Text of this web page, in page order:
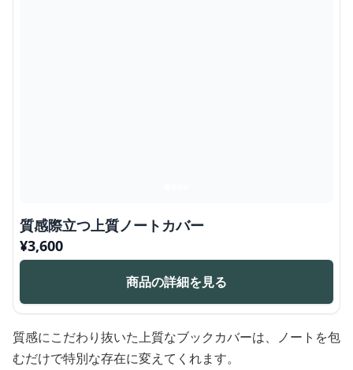
質感際立つ上質ノートカバー
¥3,600
商品の詳細を見る
質感にこだわり抜いた上質なブックカバーは、ノートを包
むだけで特別な存在に変えてくれます。